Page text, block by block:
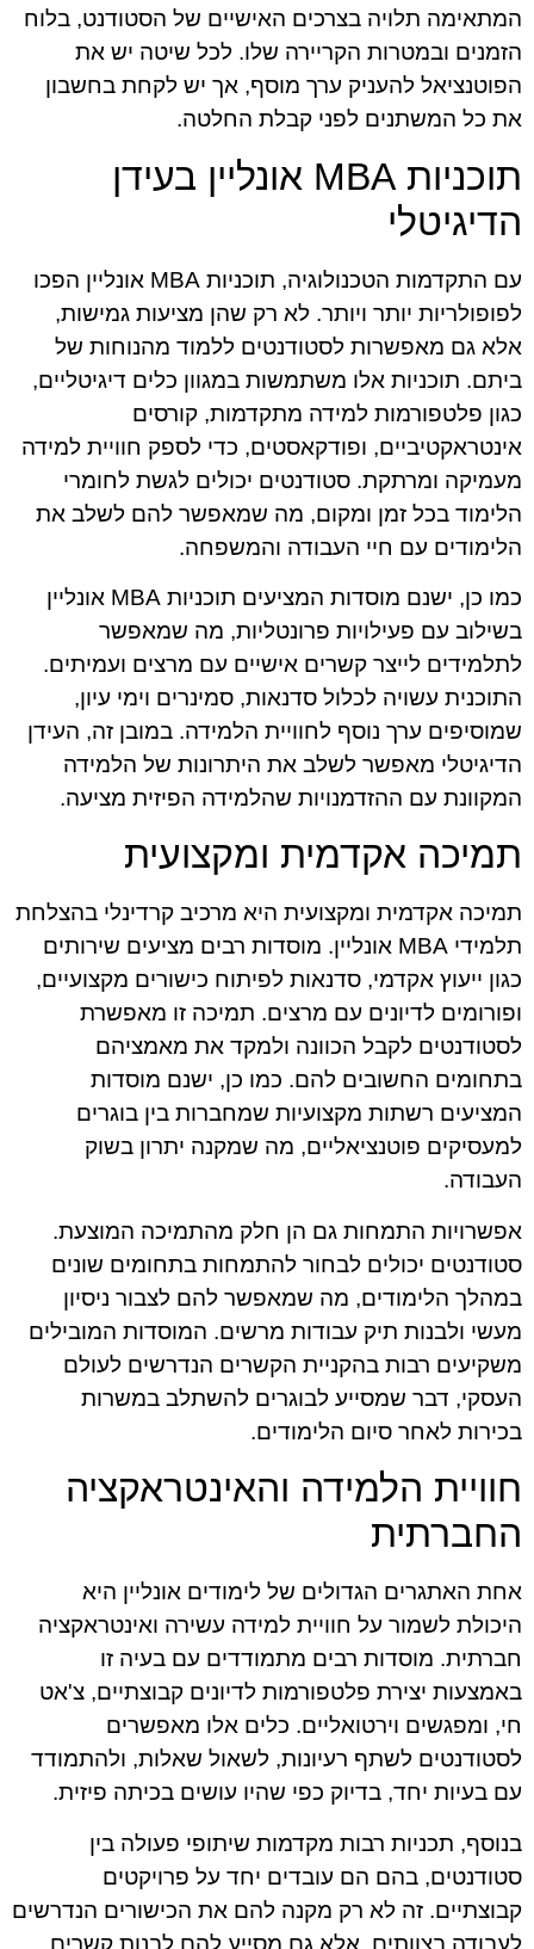
המתאימה תלויה בצרכים האישיים של הסטודנט, בלוח
הזמנים ובמטרות הקריירה שלו. לכל שיטה יש את
הפוטנציאל להעניק ערך מוסף, אך יש לקחת בחשבון
את כל המשתנים לפני קבלת החלטה.
תוכניות MBA אונליין בעידן
הדיגיטלי
עם התקדמות הטכנולוגיה, תוכניות MBA אונליין הפכו
לפופולריות יותר ויותר. לא רק שהן מציעות גמישות,
אלא גם מאפשרות לסטודנטים ללמוד מהנוחות של
ביתם. תוכניות אלו משתמשות במגוון כלים דיגיטליים,
כגון פלטפורמות למידה מתקדמות, קורסים
אינטראקטיביים, ופודקאסטים, כדי לספק חוויית למידה
מעמיקה ומרתקת. סטודנטים יכולים לגשת לחומרי
הלימוד בכל זמן ומקום, מה שמאפשר להם לשלב את
הלימודים עם חיי העבודה והמשפחה.
כמו כן, ישנם מוסדות המציעים תוכניות MBA אונליין
בשילוב עם פעילויות פרונטליות, מה שמאפשר
לתלמידים לייצר קשרים אישיים עם מרצים ועמיתים.
התוכנית עשויה לכלול סדנאות, סמינרים וימי עיון,
שמוסיפים ערך נוסף לחוויית הלמידה. במובן זה, העידן
הדיגיטלי מאפשר לשלב את היתרונות של הלמידה
המקוונת עם ההזדמנויות שהלמידה הפיזית מציעה.
תמיכה אקדמית ומקצועית
תמיכה אקדמית ומקצועית היא מרכיב קרדינלי בהצלחת
תלמידי MBA אונליין. מוסדות רבים מציעים שירותים
כגון ייעוץ אקדמי, סדנאות לפיתוח כישורים מקצועיים,
ופורומים לדיונים עם מרצים. תמיכה זו מאפשרת
לסטודנטים לקבל הכוונה ולמקד את מאמציהם
בתחומים החשובים להם. כמו כן, ישנם מוסדות
המציעים רשתות מקצועיות שמחברות בין בוגרים
למעסיקים פוטנציאליים, מה שמקנה יתרון בשוק
העבודה.
אפשרויות התמחות גם הן חלק מהתמיכה המוצעת.
סטודנטים יכולים לבחור להתמחות בתחומים שונים
במהלך הלימודים, מה שמאפשר להם לצבור ניסיון
מעשי ולבנות תיק עבודות מרשים. המוסדות המובילים
משקיעים רבות בהקניית הקשרים הנדרשים לעולם
העסקי, דבר שמסייע לבוגרים להשתלב במשרות
בכירות לאחר סיום הלימודים.
חוויית הלמידה והאינטראקציה
החברתית
אחת האתגרים הגדולים של לימודים אונליין היא
היכולת לשמור על חוויית למידה עשירה ואינטראקציה
חברתית. מוסדות רבים מתמודדים עם בעיה זו
באמצעות יצירת פלטפורמות לדיונים קבוצתיים, צ'אט
חי, ומפגשים וירטואליים. כלים אלו מאפשרים
לסטודנטים לשתף רעיונות, לשאול שאלות, ולהתמודד
עם בעיות יחד, בדיוק כפי שהיו עושים בכיתה פיזית.
בנוסף, תכניות רבות מקדמות שיתופי פעולה בין
סטודנטים, בהם הם עובדים יחד על פרויקטים
קבוצתיים. זה לא רק מקנה להם את הכישורים הנדרשים
לעבודה בצוותים, אלא גם מסייע להם לבנות קשרים